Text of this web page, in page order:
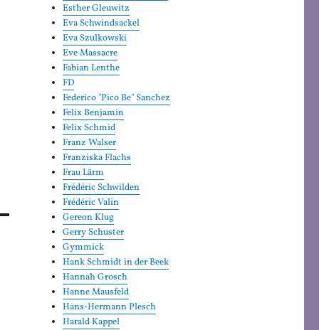
Esther Gleuwitz
Eva Schwindsackel
Eva Szulkowski
Eve Massacre
Fabian Lenthe
FD
Federico "Pico Be" Sanchez
Felix Benjamin
Felix Schmid
Franz Walser
Franziska Flachs
Frau Lärm
Frédéric Schwilden
Frédéric Valin
Gereon Klug
Gerry Schuster
Gymmick
Hank Schmidt in der Beek
Hannah Grosch
Hanne Mausfeld
Hans-Hermann Plesch
Harald Kappel